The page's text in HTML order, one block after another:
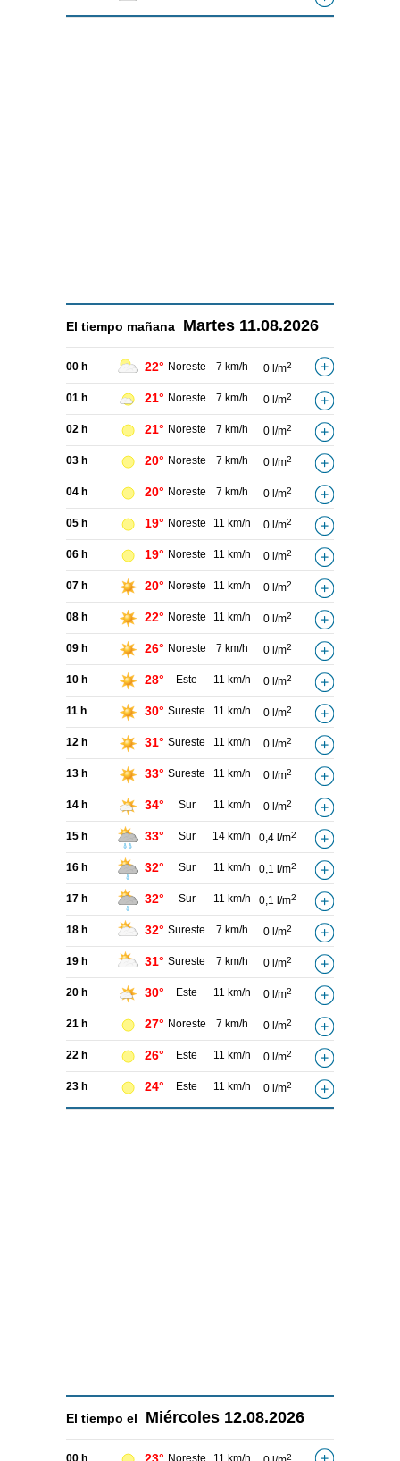
El tiempo mañana Martes 11.08.2026
00 h 22° Noreste 7 km/h 0 l/m2
01 h 21° Noreste 7 km/h 0 l/m2
02 h 21° Noreste 7 km/h 0 l/m2
03 h 20° Noreste 7 km/h 0 l/m2
04 h 20° Noreste 7 km/h 0 l/m2
05 h 19° Noreste 11 km/h 0 l/m2
06 h 19° Noreste 11 km/h 0 l/m2
07 h 20° Noreste 11 km/h 0 l/m2
08 h 22° Noreste 11 km/h 0 l/m2
09 h 26° Noreste 7 km/h 0 l/m2
10 h 28° Este 11 km/h 0 l/m2
11 h 30° Sureste 11 km/h 0 l/m2
12 h 31° Sureste 11 km/h 0 l/m2
13 h 33° Sureste 11 km/h 0 l/m2
14 h 34° Sur 11 km/h 0 l/m2
15 h 33° Sur 14 km/h 0,4 l/m2
16 h 32° Sur 11 km/h 0,1 l/m2
17 h 32° Sur 11 km/h 0,1 l/m2
18 h 32° Sureste 7 km/h 0 l/m2
19 h 31° Sureste 7 km/h 0 l/m2
20 h 30° Este 11 km/h 0 l/m2
21 h 27° Noreste 7 km/h 0 l/m2
22 h 26° Este 11 km/h 0 l/m2
23 h 24° Este 11 km/h 0 l/m2
El tiempo el Miércoles 12.08.2026
2